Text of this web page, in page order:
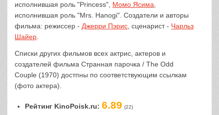
исполнившая роль "Princess", Момо Ясима
исполнившая роль "Mrs. Hanogi". Создатели и авторы
фильма: режиссер - Джерри Пэрис , сценарист - Чарльз
Шайер
Списки других фильмов всех актрис, актеров и
создателей фильма Странная парочка / The Odd
Couple (1970) достпны по соответствующим ссылкам
(фото актера).
Рейтинг KinoPoisk.ru: 6.89 (22)